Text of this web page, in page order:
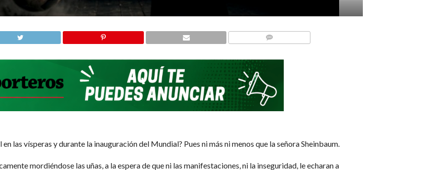
las vísperas y durante la inauguración del Mundial? Pues ni más ni menos que la señora Sheinbaum.
mordiéndose las uñas, a la espera de que ni las manifestaciones, ni la inseguridad, le echaran a